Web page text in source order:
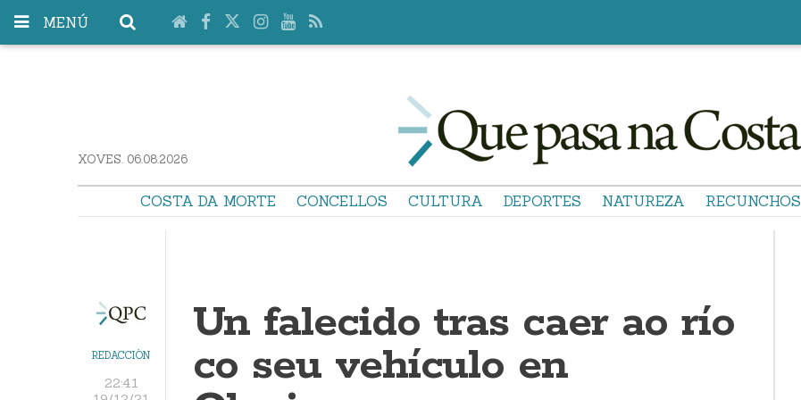
MENÚ
XOVES. 06.08.2026
COSTA DA MORTE CONCELLOS CULTURA DEPORTES NATUREZA RECUNCHOS
REDACCIÓN
22:41
Un falecido tras caer ao río
co seu vehículo en